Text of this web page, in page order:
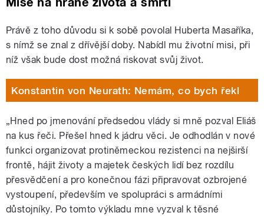
Právě z toho důvodu si k sobě povolal Huberta Masaříka,
s nímž se znal z dřívější doby. Nabídl mu životní misi, při
níž však bude dost možná riskovat svůj život.
Konstantin von Neurath: Nemám, co bych řekl
„Hned po jmenování předsedou vlády si mně pozval Eliáš
na kus řeči. Přešel hned k jádru věci. Je odhodlán v nové
funkci organizovat protiněmeckou rezistenci na nejširší
frontě, hájit životy a majetek českých lidí bez rozdílu
přesvědčení a pro konečnou fázi připravovat ozbrojené
vystoupení, především ve spolupráci s armádními
důstojníky. Po tomto výkladu mne vyzval k těsné